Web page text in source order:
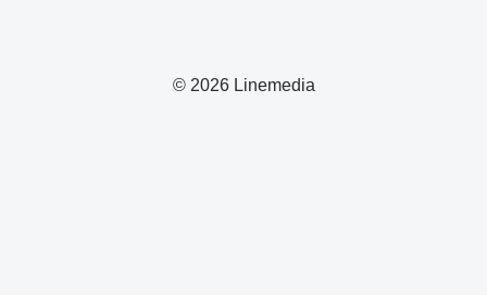
© 2026 Linemedia